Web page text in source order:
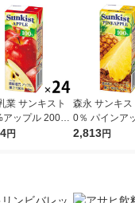
業 サンキスト
アップル 200ml
本入）リンゴ
円
森永 サンキス
0％ パインア
00ml 1箱（24
2,813円